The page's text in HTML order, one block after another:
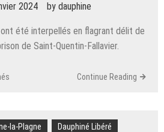
2024 by dauphine
ont été interpellés en flagrant délit de
de Saint-Quentin-Fallavier.
la
Continue Reading
la-Plagne
Dauphiné Libéré